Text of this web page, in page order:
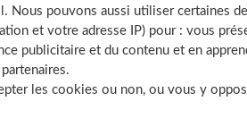
scolaire de vos enfants
vieillesse
familiale ?
Nous pouvons aussi utiliser certaines
et votre adresse IP) pour : vous
publicitaire et du contenu et en
les cookies ou non, ou vous y